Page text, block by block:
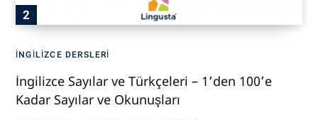
İNGILIZCE DERSLERI
İngilizce Sayılar ve Türkçeleri – 1’den 100’e
Kadar Sayılar ve Okunuşları